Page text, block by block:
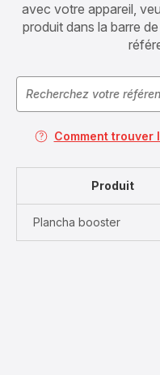
avec votre appareil,
produit dans la barre
Comment trouver
Produit
Plancha booster